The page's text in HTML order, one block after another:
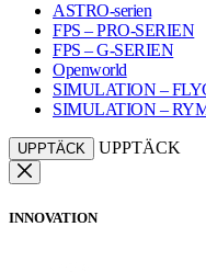
ASTRO-serien
FPS – PRO-SERIEN
FPS – G-SERIEN
Openworld
SIMULATION –
SIMULATION –
UPPTÄCK UPPTÄCK
INNOVATION